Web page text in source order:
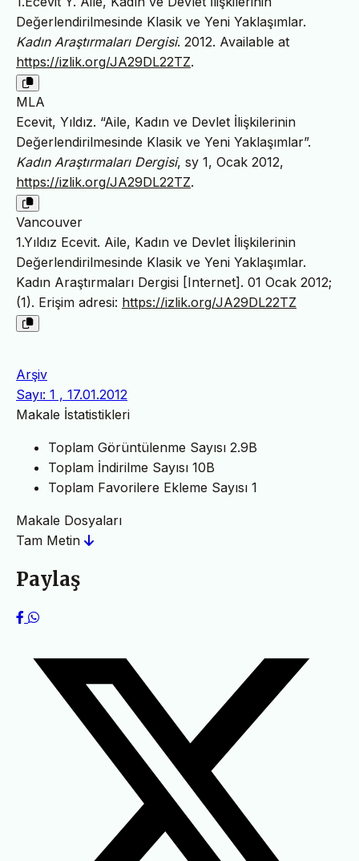
Değerlendirilmesinde Klasik ve Yeni Yaklaşımlar.
Kadın Araştırmaları Dergisi. 2012. Available at
https://izlik.org/JA29DL22TZ.
MLA
Ecevit, Yıldız. “Aile, Kadın ve Devlet İlişkilerinin
Değerlendirilmesinde Klasik ve Yeni Yaklaşımlar”.
Kadın Araştırmaları Dergisi, sy 1, Ocak 2012,
https://izlik.org/JA29DL22TZ.
Vancouver
1.Yıldız Ecevit. Aile, Kadın ve Devlet İlişkilerinin
Değerlendirilmesinde Klasik ve Yeni Yaklaşımlar.
Kadın Araştırmaları Dergisi [Internet]. 01 Ocak 2012;
(1). Erişim adresi: https://izlik.org/JA29DL22TZ
Arşiv
Sayı: 1 , 17.01.2012
Makale İstatistikleri
Toplam Görüntülenme Sayısı 2.9B
Toplam İndirilme Sayısı 10B
Toplam Favorilere Ekleme Sayısı 1
Makale Dosyaları
Tam Metin
Paylaş